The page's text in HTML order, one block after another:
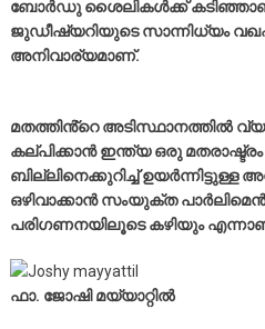
ബോർഡു ശൈലികൾക്ക്
ജുഡീഷ്യറിയുടെ സാന്നിധ്യം
അനിവാര്യമാണ്.
മതത്തിൻ്റെ അടിസ്ഥാനത്തിൽ
കല്പിക്കാൻ ഇന്ത്യ ഒരു
ബില്ലിനെക്കുറിച്ച്
ഒഴിവാക്കാൻ സംയുക്ത
പരിഗണനയിലൂടെ കഴിയും
ഫാ. ജോഷി മയ്യാറ്റിൽ